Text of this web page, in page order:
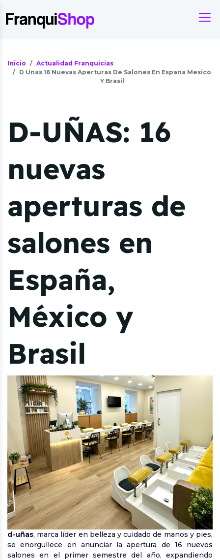
Inicio
Actualidad Franquicias
D Unas 16 Nuevas Aperturas De Salones En Espana Mexico
Y Brasil
D-UÑAS: 16
nuevas
aperturas de
salones en
España,
México y
Brasil
d-uñas, marca líder en belleza y cuidado de manos y pies,
se enorgullece en anunciar la apertura de 16 nuevos
salones en el primer semestre del año, expandiendo